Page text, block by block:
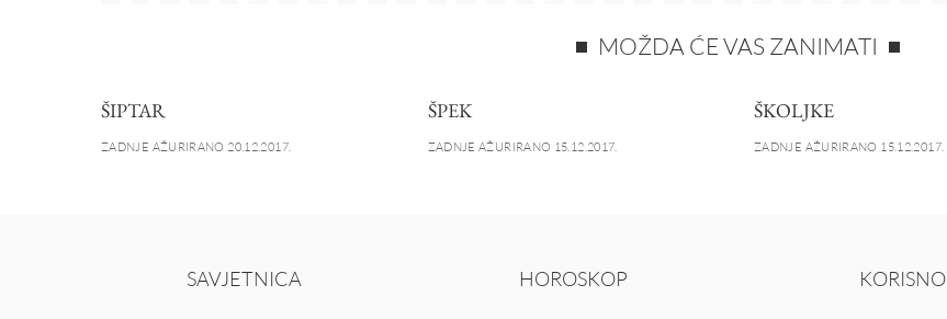
MOŽDA ĆE VAS ZANIMATI
ŠIPTAR
ZADNJE AŽURIRANO 20.12.2017.
ŠPEK
ZADNJE AŽURIRANO 15.12.2017.
ŠKOLJKE
ZADNJE AŽURIRANO 15.12.2017.
SAVJETNICA HOROSKOP KORISNO